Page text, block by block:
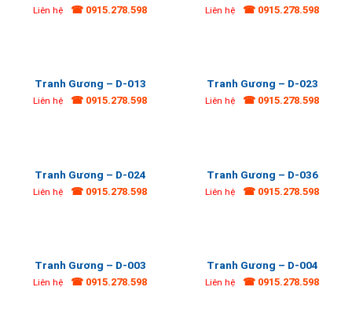
Liên hệ ☎ 0915.278.598 Liên hệ ☎ 0915.278.598
Tranh Gương – D-013
Liên hệ ☎ 0915.278.598
Tranh Gương – D-023
Liên hệ ☎ 0915.278.598
Tranh Gương – D-024
Liên hệ ☎ 0915.278.598
Tranh Gương – D-036
Liên hệ ☎ 0915.278.598
Tranh Gương – D-003
Liên hệ ☎ 0915.278.598
Tranh Gương – D-004
Liên hệ ☎ 0915.278.598